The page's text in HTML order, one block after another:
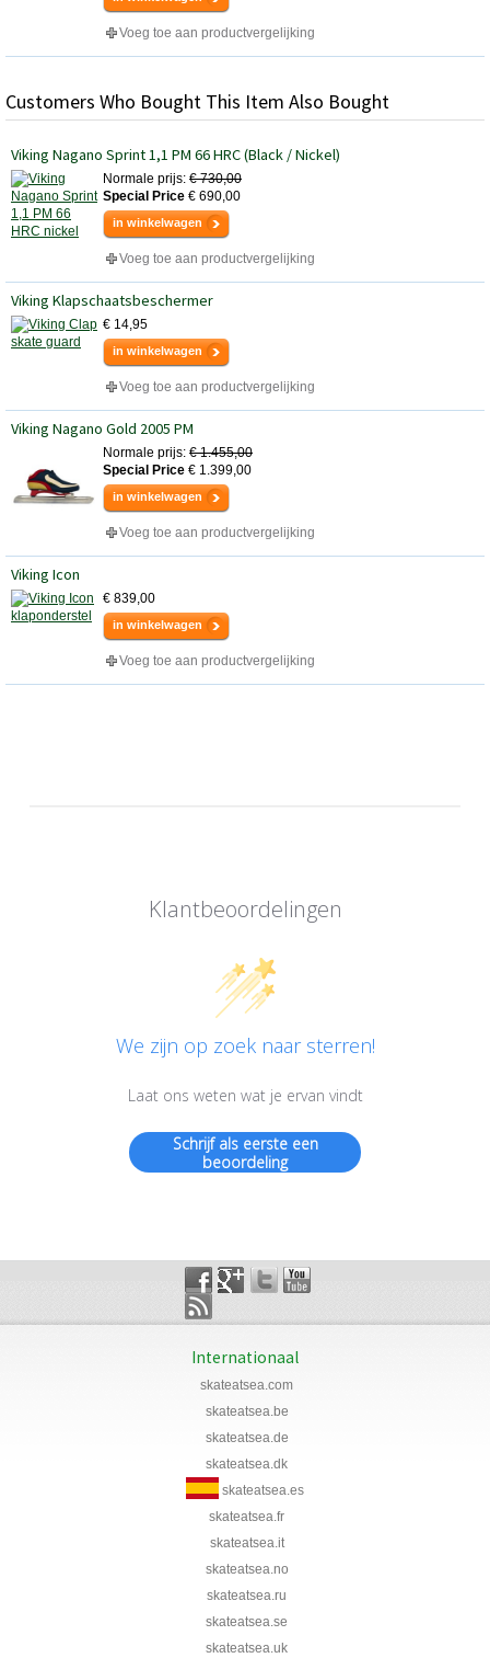
Voeg toe aan productvergelijking
Customers Who Bought This Item Also Bought
Viking Nagano Sprint 1,1 PM 66 HRC (Black / Nickel)
Normale prijs: € 730,00
Special Price € 690,00
in winkelwagen
Voeg toe aan productvergelijking
Viking Klapschaatsbeschermer
€ 14,95
in winkelwagen
Voeg toe aan productvergelijking
Viking Nagano Gold 2005 PM
Normale prijs: € 1.455,00
Special Price € 1.399,00
in winkelwagen
Voeg toe aan productvergelijking
Viking Icon
€ 839,00
in winkelwagen
Voeg toe aan productvergelijking
Klantbeoordelingen
We zijn op zoek naar sterren!
Laat ons weten wat je ervan vindt
Schrijf als eerste een
beoordeling
Internationaal
skateatsea.com
skateatsea.be
skateatsea.de
skateatsea.dk
skateatsea.es
skateatsea.fr
skateatsea.it
skateatsea.no
skateatsea.ru
skateatsea.se
skateatsea.uk